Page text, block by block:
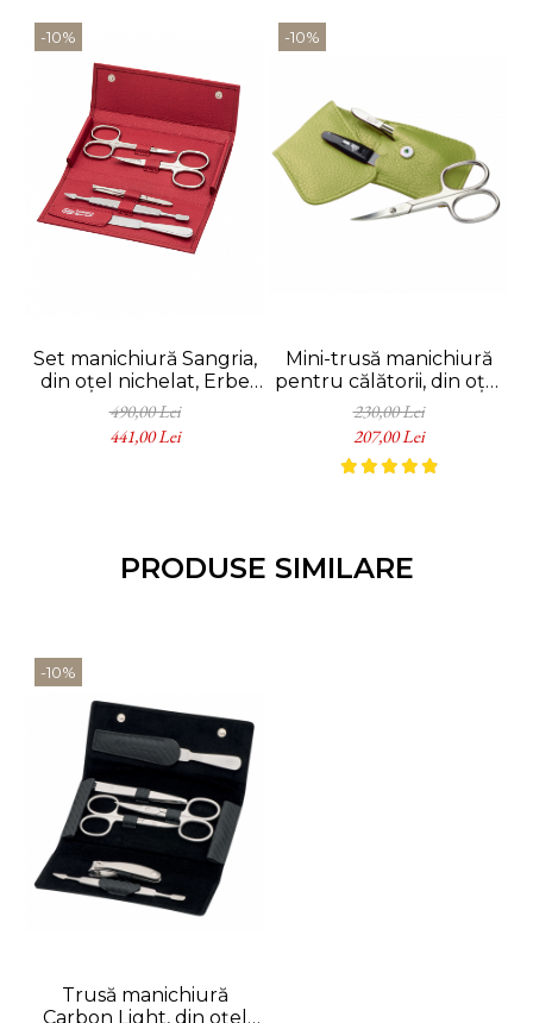
-10%
Set manichiură Sangria,
din oțel nichelat, Erbe
Solingen
490,00 Lei
441,00 Lei
-10%
Mini-trusă manichiură
pentru călătorii, din oțel
nichelat, Erbe Solingen
230,00 Lei
207,00 Lei
PRODUSE SIMILARE
-10%
Trusă manichiură
Carbon Light, din oțel